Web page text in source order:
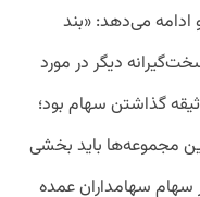
ادامه می‌دهد: «بند
دیگر در مورد
گذاشتن سهام بود؛
مجموعه‌ها باید بخشی
سهام سهامداران عمده